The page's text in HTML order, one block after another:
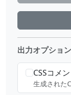
出力オプション
CSSコメ
生成された